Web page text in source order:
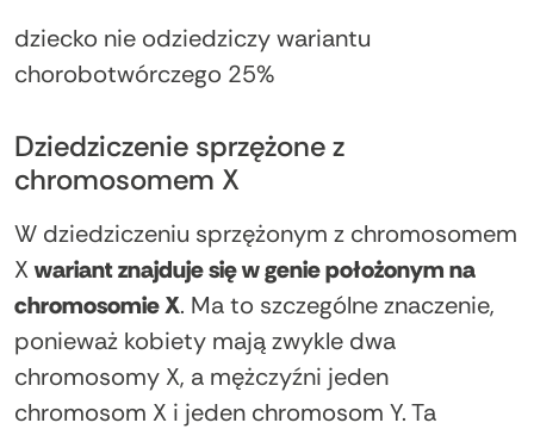
dziecko nie odziedziczy wariantu
chorobotwórczego 25%
Dziedziczenie sprzężone z
chromosomem X
W dziedziczeniu sprzężonym z chromosomem
Xwariant znajduje się w genie położonym na
chromosomie X. Ma to szczególne znaczenie,
ponieważ kobiety mają zwykle dwa
chromosomy X, a mężczyźni jeden
chromosom X i jeden chromosom Y. Ta